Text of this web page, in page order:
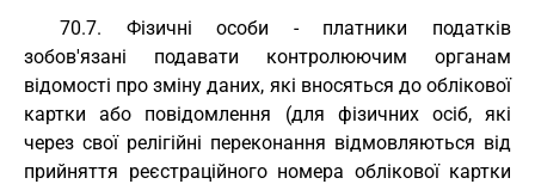
70.7. Фізичні особи - платники податків
зобов'язані подавати контролюючим органам
відомості про зміну даних, які вносяться до облікової
картки або повідомлення (для фізичних осіб, які
через свої релігійні переконання відмовляються від
прийняття реєстраційного номера облікової картки